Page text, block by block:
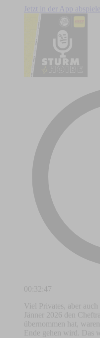
Jetzt in der App abspielen
00:32:47
Viel Privates, aber
Jänner 2026 den
übernommen hat,
Ende gehen wird. Das